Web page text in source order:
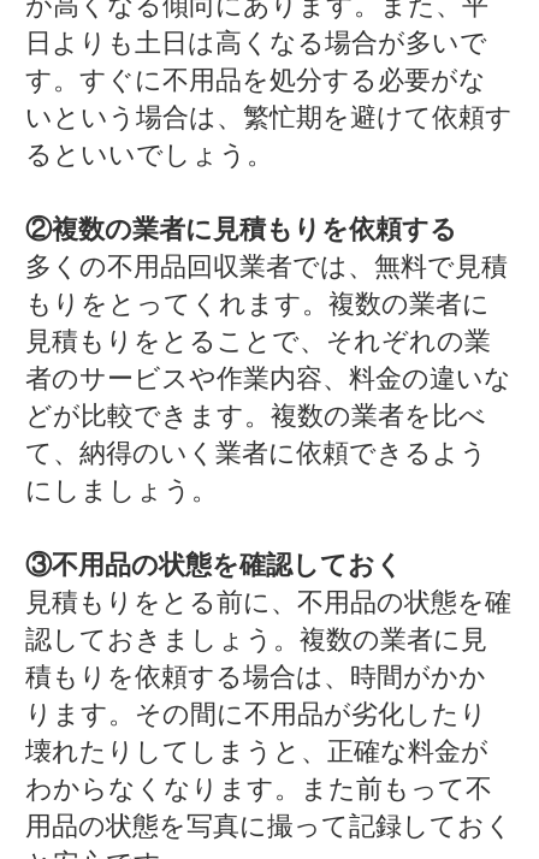
日よりも土日は高くなる場合が多いで
す。すぐに不用品を処分する必要がな
いという場合は、繁忙期を避けて依頼す
るといいでしょう。
②複数の業者に見積もりを依頼する
多くの不用品回収業者では、無料で見積
もりをとってくれます。複数の業者に
見積もりをとることで、それぞれの業
者のサービスや作業内容、料金の違いな
どが比較できます。複数の業者を比べ
て、納得のいく業者に依頼できるよう
にしましょう。
③不用品の状態を確認しておく
見積もりをとる前に、不用品の状態を確
認しておきましょう。複数の業者に見
積もりを依頼する場合は、時間がかか
ります。その間に不用品が劣化したり
壊れたりしてしまうと、正確な料金が
わからなくなります。また前もって不
用品の状態を写真に撮って記録しておく